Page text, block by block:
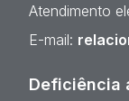
Atendimento
E-mail:
Deficiência